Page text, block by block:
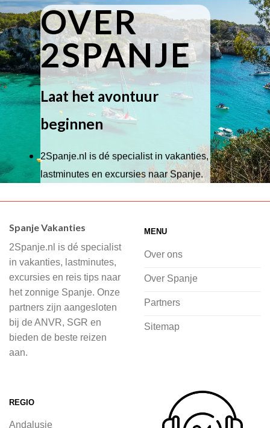
OVER
2SPANJE
Laat het avontuur
beginnen
2Spanje.nl is dé specialist in vakanties,
lastminutes en excursies naar Spanje.
Wij hebben een breed scala aan
of je nu wilt relaxen op het strand,
cultuur wilt ontdekken of avontuur zoekt
in de natuur.
Bij 2Spanje.nl begint de voorpret al
voordat je het vliegtuig instapt, door
inspiratie op te doen over dit zonnige
vliegvakantie zoeken en boeken bij
2Spanje.nl, met een team dat altijd
Spanje Vakanties
2Spanje.nl is dé specialist
in vakanties, lastminutes,
excursies en reis tips naar
het zonnige Spanje. Onze
partners zijn aangesloten
bij de ANVR, SGR en
bieden de beste reizen
aan.
MENU
Over ons
Over Spanje
Partners
Sitemap
REGIO
Andalusie